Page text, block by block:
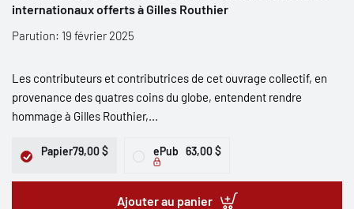
internationaux offerts à Gilles Routhier
Parution: 19 février 2025
Les contributeurs et contributrices de cet ouvrage collectif, en
provenance des quatres coins du globe, entendent rendre
hommage à Gilles Routhier,...
Papier79,00 $ ePub 63,00 $
Ajouter au panier